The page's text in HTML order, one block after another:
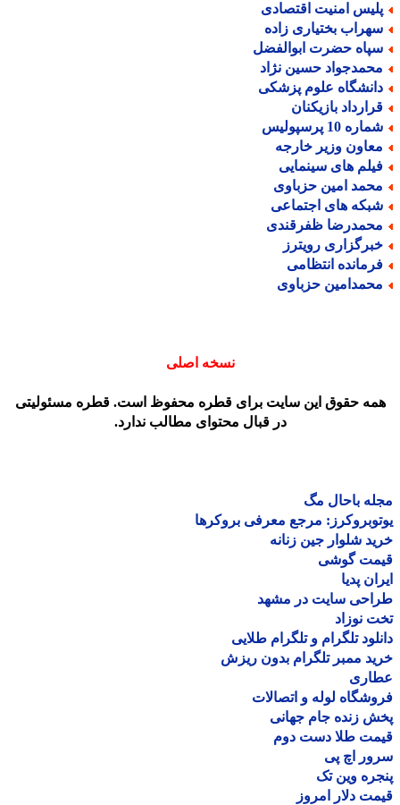
امنیت اقتصادی
بختیاری زاده
حضرت ابوالفضل
حسین نژاد
علوم پزشکی
بازیکنان
10 پرسپولیس
وزیر خارجه
های سینمایی
امین حزباوی
های اجتماعی
ظفرقندی
رویترز
انتظامی
حزباوی
نسخه اصلی
حقوق این سایت برای قطره محفوظ است. قطره مسئولیتی
در قبال محتوای مطالب ندارد.
باحال مگ
مرجع معرفی بروکرها
شلوار جین زنانه
گوشی
پدیا
سایت در مشهد
نوزاد
تلگرام و تلگرام طلایی
ممبر تلگرام بدون ریزش
لوله و اتصالات
زنده جام جهانی
طلا دست دوم
اچ پی
وین تک
دلار امروز